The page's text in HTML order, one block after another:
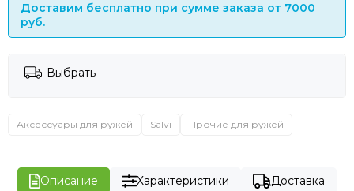
Доставим бесплатно при сумме заказа от 7000
руб.
Выбрать
Аксессуары для ружей Salvi Прочие для ружей
Описание Характеристики
Доставка